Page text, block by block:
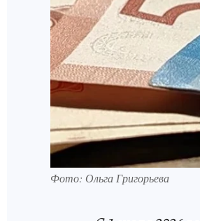
Фото: Ольга Григорьева